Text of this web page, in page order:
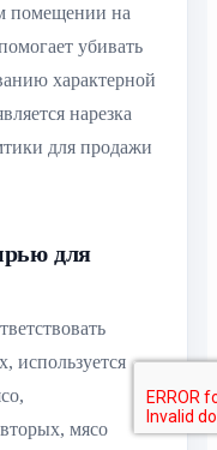
помещении на
убивать
характерной
нарезка
для продажи
для
используется
мясо